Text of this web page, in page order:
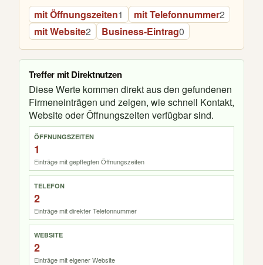
mit Öffnungszeiten1 mit Telefonnummer2
mit Website2 Business-Eintrag0
Treffer mit Direktnutzen
Diese Werte kommen direkt aus den gefundenen
Firmeneinträgen und zeigen, wie schnell Kontakt,
Website oder Öffnungszeiten verfügbar sind.
ÖFFNUNGSZEITEN
1
Einträge mit gepflegten Öffnungszeiten
TELEFON
2
Einträge mit direkter Telefonnummer
WEBSITE
2
Einträge mit eigener Website